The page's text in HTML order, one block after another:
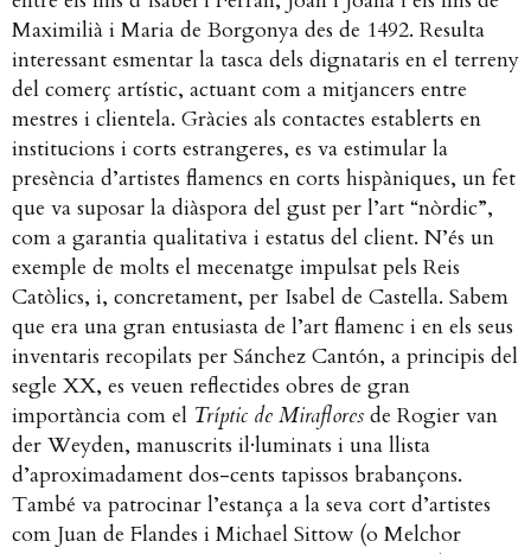
Maximilià i Maria de Borgonya des de 1492. Resulta
interessant esmentar la tasca dels dignataris en el terreny
del comerç artístic, actuant com a mitjancers entre
mestres i clientela. Gràcies als contactes establerts en
institucions i corts estrangeres, es va estimular la
presència d’artistes flamencs en corts hispàniques, un fet
que va suposar la diàspora del gust per l’art “nòrdic”,
com a garantia qualitativa i estatus del client. N’és un
exemple de molts el mecenatge impulsat pels Reis
Catòlics, i, concretament, per Isabel de Castella. Sabem
que era una gran entusiasta de l’art flamenc i en els seus
inventaris recopilats per Sánchez Cantón, a principis del
segle XX, es veuen reflectides obres de gran
importància com el Tríptic de Miraflores de Rogier van
der Weyden, manuscrits il·luminats i una llista
d’aproximadament dos-cents tapissos brabançons.
També va patrocinar l’estança a la seva cort d’artistes
com Juan de Flandes i Michael Sittow (o Melchor